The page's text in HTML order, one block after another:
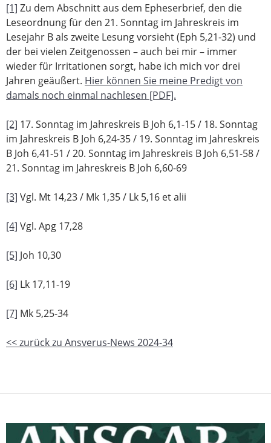
[1] Zu dem Abschnitt aus dem Epheserbrief, den die
Leseordnung für den 21. Sonntag im Jahreskreis im
Lesejahr B als zweite Lesung vorsieht (Eph 5,21-32) und
der bei vielen Zeitgenossen – auch bei mir – immer
wieder für Irritationen sorgt, habe ich mich vor drei
Jahren geäußert. Hier können Sie meine Predigt von
damals noch einmal nachlesen [PDF].
[2] 17. Sonntag im Jahreskreis B Joh 6,1-15 / 18. Sonntag
im Jahreskreis B Joh 6,24-35 / 19. Sonntag im Jahreskreis
B Joh 6,41-51 / 20. Sonntag im Jahreskreis B Joh 6,51-58 /
21. Sonntag im Jahreskreis B Joh 6,60-69
[3] Vgl. Mt 14,23 / Mk 1,35 / Lk 5,16 et alii
[4] Vgl. Apg 17,28
[5] Joh 10,30
[6] Lk 17,11-19
[7] Mk 5,25-34
<< zurück zu Ansverus-News 2024-34